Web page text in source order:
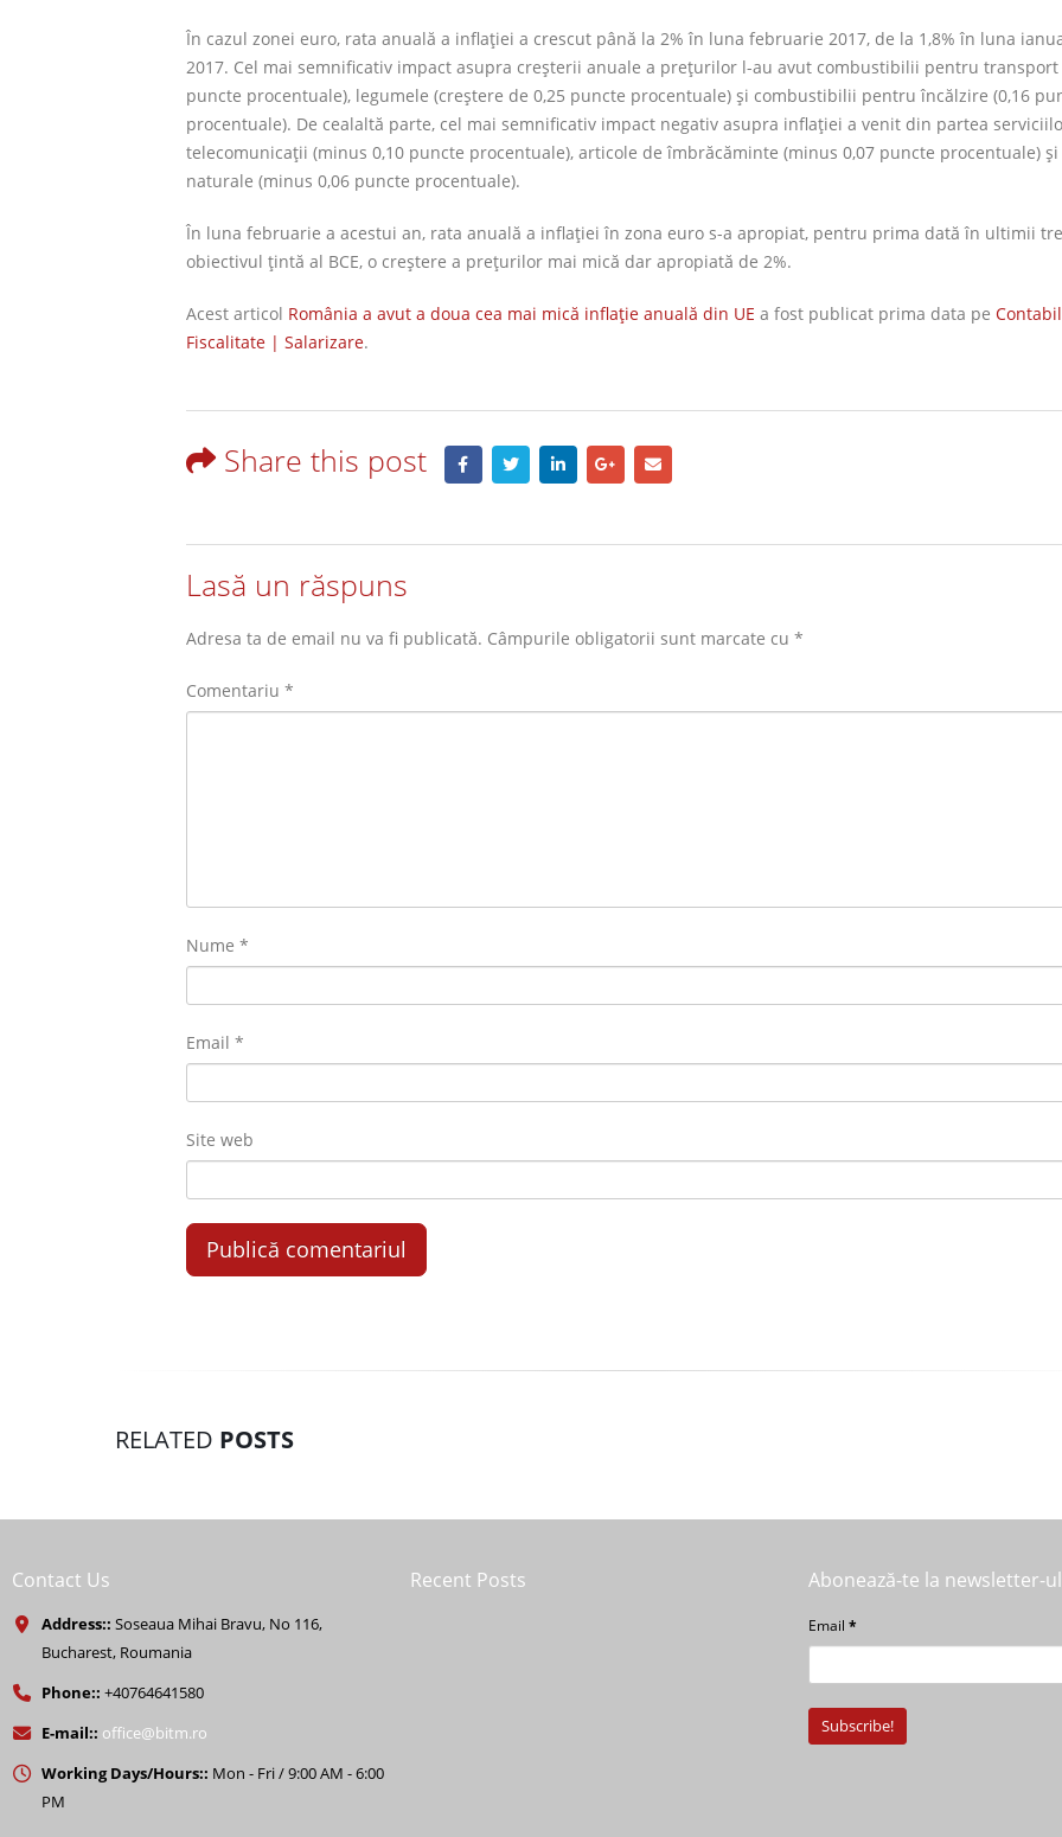
În cazul zonei euro, rata anuală a inflației a crescut până la 2% în luna februarie 2017, de la 1,8% în luna
2017. Cel mai semnificativ impact asupra creșterii anuale a prețurilor l-au avut combustibilii pentru transport
puncte procentuale), legumele (creștere de 0,25 puncte procentuale) și combustibilii pentru încălzire (0,16
procentuale). De cealaltă parte, cel mai semnificativ impact negativ asupra inflației a venit din partea
telecomunicații (minus 0,10 puncte procentuale), articole de îmbrăcăminte (minus 0,07 puncte procentuale) și
naturale (minus 0,06 puncte procentuale).
În luna februarie a acestui an, rata anuală a inflației în zona euro s-a apropiat, pentru prima dată în ultimii
obiectivul țintă al BCE, o creștere a prețurilor mai mică dar apropiată de 2%.
Acest articol România a avut a doua cea mai mică inflație anuală din UE a fost publicat prima data pe
Fiscalitate | Salarizare.
Share this post
Lasă un răspuns
Adresa ta de email nu va fi publicată. Câmpurile obligatorii sunt marcate cu *
Comentariu *
Nume *
Email *
Site web
RELATED POSTS
Contact Us
Address:: Soseaua Mihai Bravu, No 116,
Bucharest, Roumania
Phone:: +40764641580
E-mail:: office@bitm.ro
Working Days/Hours:: Mon - Fri / 9:00 AM - 6:00
PM
Recent Posts Abonează-te la newsletter-
Email *